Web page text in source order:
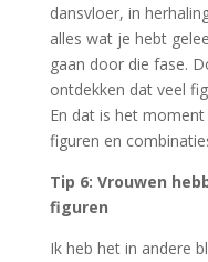
dansvloer, in
alles wat je hebt
gaan door die fase.
ontdekken dat veel
En dat is het
figuren en
Tip 6: Vrouwen
figuren
Ik heb het in andere